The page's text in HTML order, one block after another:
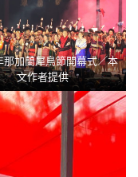
加蘭犀鳥節開幕式／本
文作者提供